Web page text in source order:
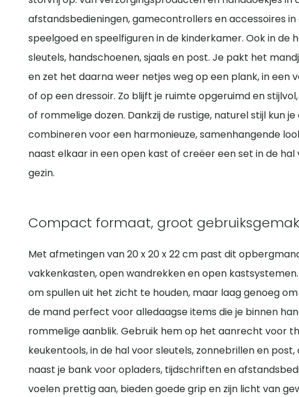
afstandsbedieningen, gamecontrollers en accessoires
speelgoed en speelfiguren in de kinderkamer. Ook in de
sleutels, handschoenen, sjaals en post. Je pakt het
en zet het daarna weer netjes weg op een plank, in een
of op een dressoir. Zo blijft je ruimte opgeruimd en
of rommelige dozen. Dankzij de rustige, naturel stijl kun
combineren voor een harmonieuze, samenhangende
naast elkaar in een open kast of creëer een set in de
gezin.
Compact formaat, groot gebruiksgemak
Met afmetingen van 20 x 20 x 22 cm past dit
vakkenkasten, open wandrekken en open
om spullen uit het zicht te houden, maar laag genoeg
de mand perfect voor alledaagse items die je binnen
rommelige aanblik. Gebruik hem op het aanrecht voor
keukentools, in de hal voor sleutels, zonnebrillen en
naast je bank voor opladers, tijdschriften en
voelen prettig aan, bieden goede grip en zijn licht van